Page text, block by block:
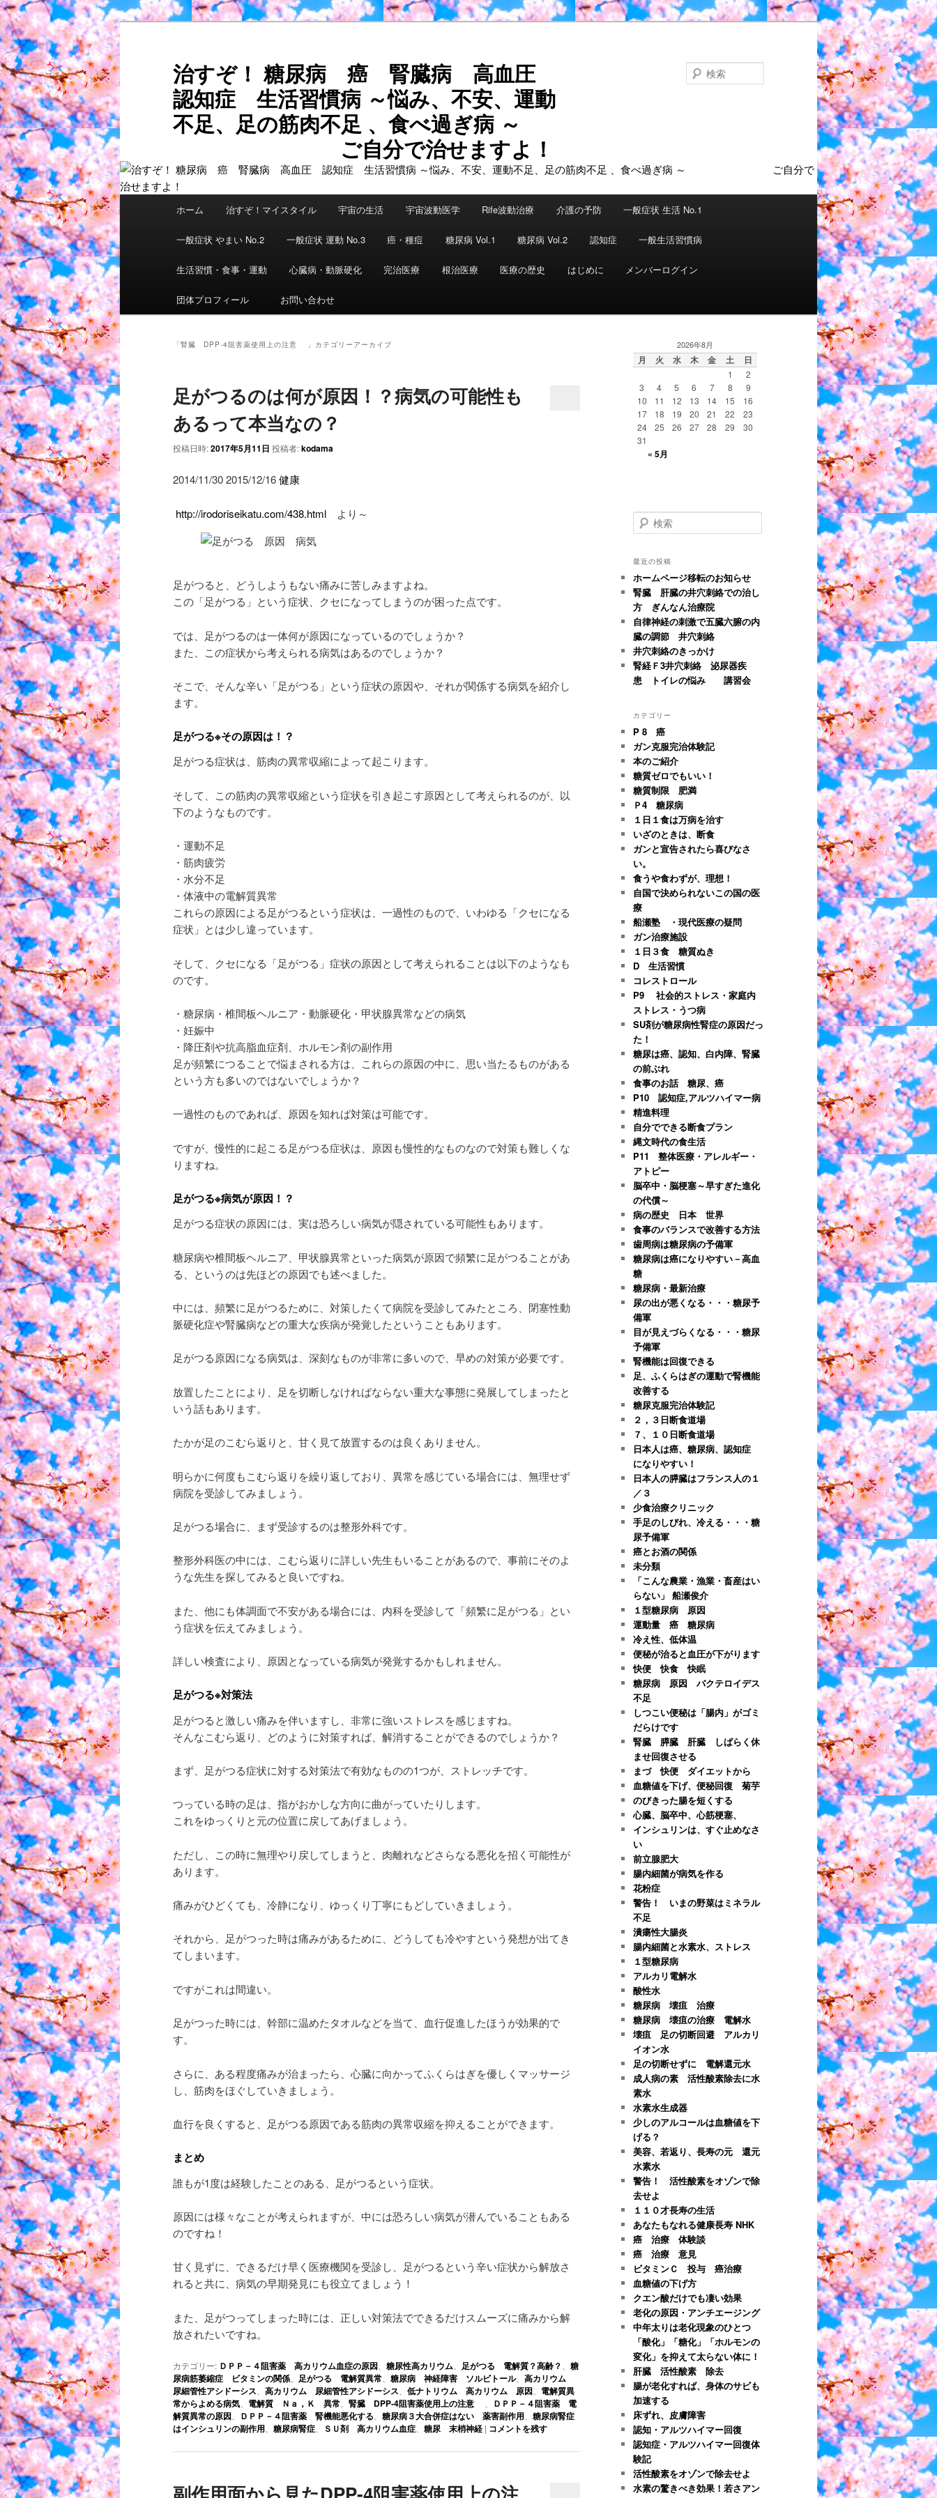
メ
イ
ン
コ
ン
テ
ン
ツ
へ
移
動
サ
ブ
コ
ン
テ
ン
ツ
へ
移
動
治すぞ！ 糖尿病 癌 腎臓病 高血圧
認知症 生活習慣病 ～悩み、不安、運動
不足、足の筋肉不足 、食べ過ぎ病 ～
ご自分で治せますよ！
ホーム 治すぞ！マイスタイル 宇宙の生活 宇宙波動医学 Rife波動治療 介護の予防 一般症状 生活 No.1
一般症状 やまい No.2 一般症状 運動 No.3 癌・種痘 糖尿病 Vol.1 糖尿病 Vol.2 認知症 一般生活習慣病
生活習慣・食事・運動 心臓病・動脈硬化 完治医療 根治医療 医療の歴史 はじめに メンバーログイン
団体プロフィール お問い合わせ
「腎臓 DPP-4阻害薬使用上の注意 」カテゴリーアーカイブ
足がつるのは何が原因！？病気の可能性も
あるって本当なの？
投稿日時:2017年5月11日 投稿者:kodama
2014/11/302015/12/16健康
http://irodoriseikatu.com/438.html より～
足がつると、どうしようもない痛みに苦しみますよね。
この「足がつる」という症状、クセになってしまうのが困った点です。
では、足がつるのは一体何が原因になっているのでしょうか？
また、この症状から考えられる病気はあるのでしょうか？
そこで、そんな辛い「足がつる」という症状の原因や、それが関係する病気を紹介し
ます。
足がつる※その原因は！？
足がつる症状は、筋肉の異常収縮によって起こります。
そして、この筋肉の異常収縮という症状を引き起こす原因として考えられるのが、以
下のようなものです。
・運動不足
・筋肉疲労
・水分不足
・体液中の電解質異常
これらの原因による足がつるという症状は、一過性のもので、いわゆる「クセになる
症状」とは少し違っています。
そして、クセになる「足がつる」症状の原因として考えられることは以下のようなも
のです。
・糖尿病・椎間板ヘルニア・動脈硬化・甲状腺異常などの病気
・妊娠中
・降圧剤や抗高脂血症剤、ホルモン剤の副作用
足が頻繁につることで悩まされる方は、これらの原因の中に、思い当たるものがある
という方も多いのではないでしょうか？
一過性のものであれば、原因を知れば対策は可能です。
ですが、慢性的に起こる足がつる症状は、原因も慢性的なものなので対策も難しくな
りますね。
足がつる※病気が原因！？
足がつる症状の原因には、実は恐ろしい病気が隠されている可能性もあります。
糖尿病や椎間板ヘルニア、甲状腺異常といった病気が原因で頻繁に足がつることがあ
る、というのは先ほどの原因でも述べました。
中には、頻繁に足がつるために、対策したくて病院を受診してみたところ、閉塞性動
脈硬化症や腎臓病などの重大な疾病が発覚したということもあります。
足がつる原因になる病気は、深刻なものが非常に多いので、早めの対策が必要です。
放置したことにより、足を切断しなければならない重大な事態に発展してしまったと
いう話もあります。
たかが足のこむら返りと、甘く見て放置するのは良くありません。
明らかに何度もこむら返りを繰り返しており、異常を感じている場合には、無理せず
病院を受診してみましょう。
足がつる場合に、まず受診するのは整形外科です。
整形外科医の中には、こむら返りに詳しい先生もいることがあるので、事前にそのよ
うな先生を探してみると良いですね。
また、他にも体調面で不安がある場合には、内科を受診して「頻繁に足がつる」とい
う症状を伝えてみましょう。
詳しい検査により、原因となっている病気が発覚するかもしれません。
足がつる※対策法
足がつると激しい痛みを伴いますし、非常に強いストレスを感じますね。
そんなこむら返り、どのように対策すれば、解消することができるのでしょうか？
まず、足がつる症状に対する対策法で有効なものの1つが、ストレッチです。
つっている時の足は、指がおかしな方向に曲がっていたりします。
これをゆっくりと元の位置に戻してあげましょう。
ただし、この時に無理やり戻してしまうと、肉離れなどさらなる悪化を招く可能性が
あります。
痛みがひどくても、冷静になり、ゆっくり丁寧にもどしていきましょう。
それから、足がつった時は痛みがあるために、どうしても冷やすという発想が出てき
てしまいます。
ですがこれは間違い。
足がつった時には、幹部に温めたタオルなどを当て、血行促進したほうが効果的で
す。
さらに、ある程度痛みが治まったら、心臓に向かってふくらはぎを優しくマッサージ
し、筋肉をほぐしていきましょう。
血行を良くすると、足がつる原因である筋肉の異常収縮を抑えることができます。
まとめ
誰もが1度は経験したことのある、足がつるという症状。
原因には様々なことが考えられますが、中には恐ろしい病気が潜んでいることもある
のですね！
甘く見ずに、できるだけ早く医療機関を受診し、足がつるという辛い症状から解放さ
れると共に、病気の早期発見にも役立てましょう！
また、足がつってしまった時には、正しい対策法でできるだけスムーズに痛みから解
放されたいですね。
カテゴリー: ＤＰＰ－４阻害薬 高カリウム血症の原因 糖尿性高カリウム 足がつる 電解質？高齢？
糖
尿病筋萎縮症 ビタミンの関係
足がつる 電解質異常 糖尿病 神経障害 ソルビトール、 高カリウム
尿細管性アシドーシス
高カリウム 尿細管性アシドーシス 低ナトリウム 高カリウム 原因
電解質異
常からよめる病気
電解質 Ｎａ，Ｋ 異常 腎臓 DPP-4阻害薬使用上の注意
ＤＰＰ－４阻害薬 電
解質異常の原因
ＤＰＰ－４阻害薬 腎機能悪化する 糖尿病３大合併症はない 薬害副作用
糖尿病腎症
はインシュリンの副作用
糖尿病腎症 ＳＵ剤 高カリウム血症 糖尿 末梢神経 | コメントを残す
2026年8月
月 火 水 木 金 土 日
1
2
3
4 5 6 7 8
9
10
11 12 13 14 15
16
17
18 19 20 21 22
23
24
25 26 27 28 29
30
31
« 5月
検
索
最近の投稿
ホームページ移転のお知らせ
腎臓 肝臓の井穴刺絡での治し
方 ぎんなん治療院
自律神経の刺激で五臓六腑の内
臓の調節 井穴刺絡
井穴刺絡のきっかけ
腎経Ｆ3井穴刺絡 泌尿器疾
患 トイレの悩み 講習会
カテゴリー
P 8 癌
ガン克服完治体験記
本のご紹介
糖質ゼロでもいい！
糖質制限 肥満
Ｐ4 糖尿病
１日１食は万病を治す
いざのときは、断食
ガンと宣告されたら喜びなさ
い。
食うや食わずが、理想！
自国で決められないこの国の医
療
船瀬塾 ・現代医療の疑問
ガン治療施設
１日３食 糖質ぬき
D 生活習慣
コレストロール
P9 社会的ストレス・家庭内
ストレス・うつ病
SU剤が糖尿病性腎症の原因だっ
た！
糖尿は癌、認知、白内障、腎臓
の前ぶれ
食事のお話 糖尿、癌
P10 認知症,アルツハイマー病
精進料理
自分でできる断食プラン
縄文時代の食生活
P11 整体医療・アレルギー・
アトピー
脳卒中・脳梗塞～早すぎた進化
の代償～
病の歴史 日本 世界
食事のバランスで改善する方法
歯周病は糖尿病の予備軍
糖尿病は癌になりやすい－高血
糖
糖尿病・最新治療
尿の出が悪くなる・・・糖尿予
備軍
目が見えづらくなる・・・糖尿
予備軍
腎機能は回復できる
足、ふくらはぎの運動で腎機能
改善する
糖尿克服完治体験記
２，３日断食道場
７、１０日断食道場
日本人は癌、糖尿病、認知症
になりやすい！
日本人の膵臓はフランス人の１
／３
少食治療クリニック
手足のしびれ、冷える・・・糖
尿予備軍
癌とお酒の関係
未分類
「こんな農業・漁業・畜産はい
らない」 船瀬俊介
１型糖尿病 原因
運動量 癌 糖尿病
冷え性、低体温
便秘が治ると血圧が下がります
快便 快食 快眠
糖尿病 原因 バクテロイデス
不足
しつこい便秘は「腸内」がゴミ
だらけです
腎臓 膵臓 肝臓 しばらく休
ませ回復させる
まづ 快便 ダイエットから
血糖値を下げ、便秘回復 菊芋
のびきった腸を短くする
心臓、脳卒中、心筋梗塞、
インシュリンは、すぐ止めなさ
い
前立腺肥大
腸内細菌が病気を作る
花粉症
警告！ いまの野菜はミネラル
不足
潰瘍性大腸炎
腸内細菌と水素水、ストレス
１型糖尿病
アルカリ電解水
酸性水
糖尿病 壊疽 治療
糖尿病 壊疽の治療 電解水
壊疽 足の切断回避 アルカリ
イオン水
足の切断せずに 電解還元水
成人病の素 活性酸素除去に水
素水
水素水生成器
少しのアルコールは血糖値を下
げる？
美容、若返り、長寿の元 還元
水素水
警告！ 活性酸素をオゾンで除
去せよ
１１０才長寿の生活
あなたもなれる健康長寿 NHK
癌 治療 体験談
癌 治療 意見
ビタミンＣ 投与 癌治療
血糖値の下げ方
クエン酸だけでも凄い効果
老化の原因・アンチエージング
中年太りは老化現象のひとつ
「酸化」「糖化」「ホルモンの
変化」を抑えて太らない体に！
肝臓 活性酸素 除去
腸が老化すれば、身体のサビも
加速する
床ずれ、皮膚障害
認知・アルツハイマー回復
認知症・アルツハイマー回復体
験記
活性酸素をオゾンで除去せよ
水素の驚きべき効果！若さアン